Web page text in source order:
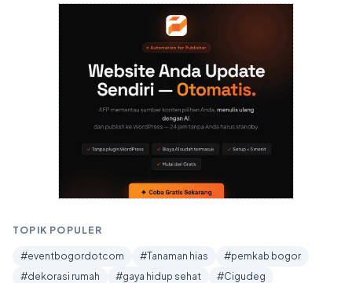
TOPIK POPULER
#eventbogordotcom #Tanaman hias
#pemkab bogor
#dekorasi rumah
#gaya hidup sehat
#Cigudeg